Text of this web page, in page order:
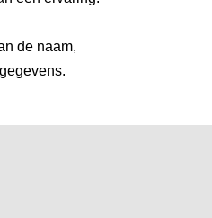
de naam,